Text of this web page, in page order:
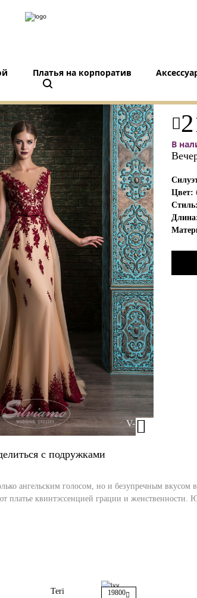
Платья на корпоратив
с подружками
В
Цвет:
ангельским голосом, но и безупречным
платье квинтэссенцией грации и
Teri 19800